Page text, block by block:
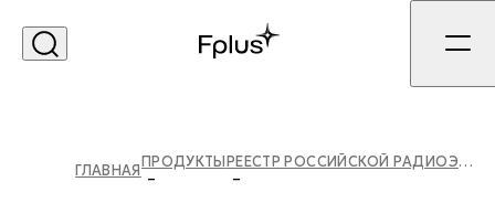
ГЛАВНАЯ ПРОДУКТЫ РЕЕСТР РОССИЙСКОЙ РАДИОЭЛЕКТРОННОЙ ПРОДУКЦИИ
Доступность. Подбор.